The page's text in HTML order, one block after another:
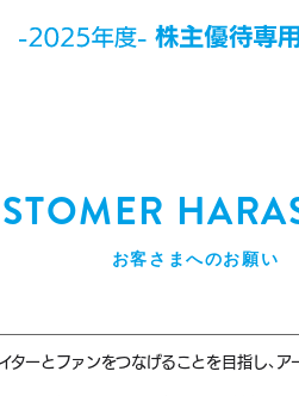
お客さまへのお願い
ターとファンをつなげることを目指し